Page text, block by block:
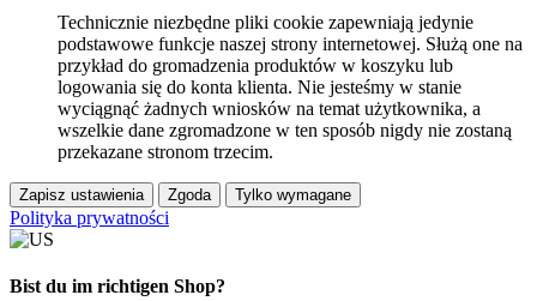
Technicznie niezbędne pliki cookie zapewniają jedynie
podstawowe funkcje naszej strony internetowej. Służą one na
przykład do gromadzenia produktów w koszyku lub
logowania się do konta klienta. Nie jesteśmy w stanie
wyciągnąć żadnych wniosków na temat użytkownika, a
wszelkie dane zgromadzone w ten sposób nigdy nie zostaną
przekazane stronom trzecim.
Zapisz ustawienia Zgoda Tylko wymagane
Polityka prywatności
Bist du im richtigen Shop?